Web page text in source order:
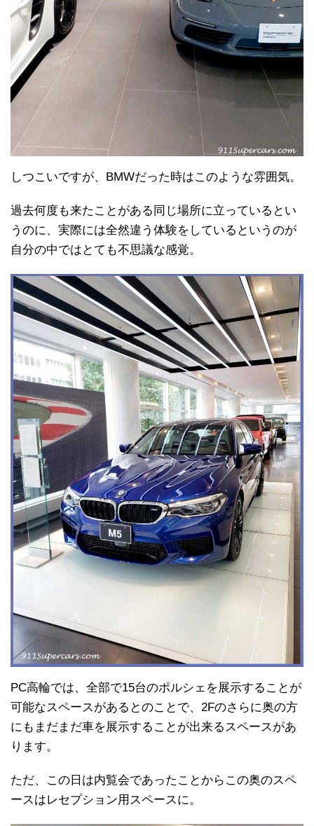
しつこいですが、BMWだった時はこのような雰囲気。
過去何度も来たことがある同じ場所に立っているとい
うのに、実際には全然違う体験をしているというのが
自分の中ではとても不思議な感覚。
PC高輪では、全部で15台のポルシェを展示することが
可能なスペースがあるとのことで、2Fのさらに奥の方
にもまだまだ車を展示することが出来るスペースがあ
ります。
ただ、この日は内覧会であったことからこの奥のスペ
ースはレセプション用スペースに。